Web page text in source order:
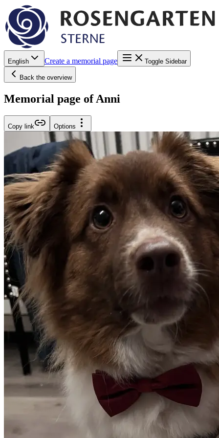
English Create a memorial page Toggle Sidebar
Back the overview
Memorial page of Anni
Copy link Options